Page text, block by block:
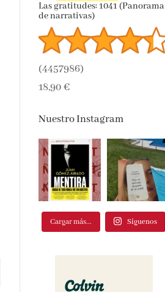
Las gratitudes: 1041 (Panorama
de narrativas)
(4457986)
18,90 €
Nuestro Instagram
Cargar más... Síguenos